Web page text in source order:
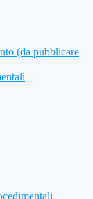
(da pubblicare